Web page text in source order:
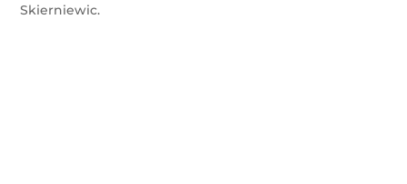
Skierniewic.